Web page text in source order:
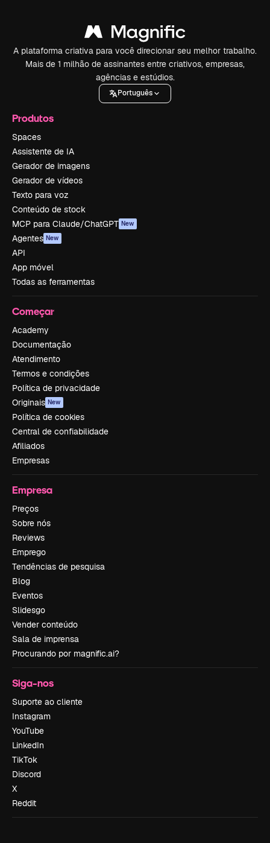
A plataforma criativa para você direcionar seu melhor trabalho.
Mais de 1 milhão de assinantes entre criativos, empresas,
agências e estúdios.
Português
Produtos
Spaces
Assistente de IA
Gerador de imagens
Gerador de vídeos
Texto para voz
Conteúdo de stock
MCP para Claude/ChatGPT New
Agentes New
API
App móvel
Todas as ferramentas
Começar
Academy
Documentação
Atendimento
Termos e condições
Política de privacidade
Originais New
Política de cookies
Central de confiabilidade
Afiliados
Empresas
Empresa
Preços
Sobre nós
Reviews
Emprego
Tendências de pesquisa
Blog
Eventos
Slidesgo
Vender conteúdo
Sala de imprensa
Procurando por magnific.ai?
Siga-nos
Suporte ao cliente
Instagram
YouTube
LinkedIn
TikTok
Discord
X
Reddit